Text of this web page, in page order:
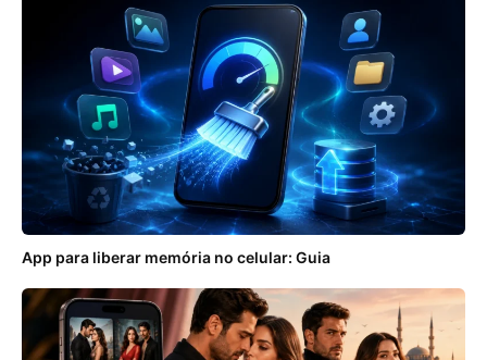
App para liberar memória no celular: Guia